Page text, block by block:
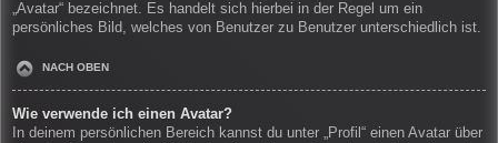
„Avatar“ bezeichnet. Es handelt sich hierbei in der Regel um ein
persönliches Bild, welches von Benutzer zu Benutzer unterschiedlich ist.
NACH OBEN
Wie verwende ich einen Avatar?
In deinem persönlichen Bereich kannst du unter „Profil“ einen Avatar über